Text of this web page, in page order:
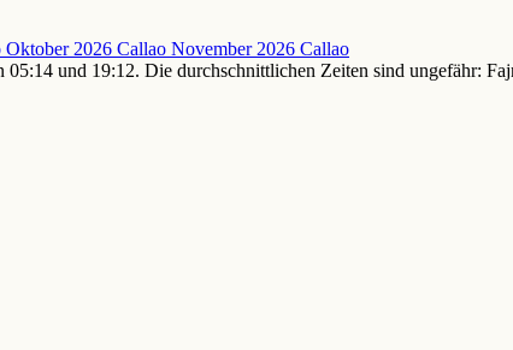
Oktober 2026 Callao November 2026 Callao
und 19:12. Die durchschnittlichen Zeiten sind ungefähr: